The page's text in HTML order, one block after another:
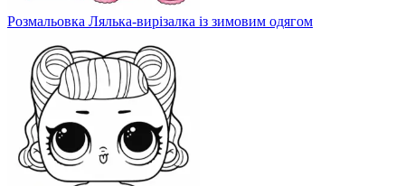
Розмальовка Лялька-вирізалка із зимовим одягом